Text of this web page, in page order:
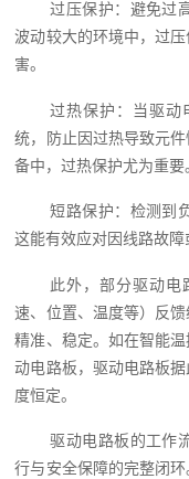
过压保护：避免过
波动较大的环境中，过
害。
过热保护：当驱动
统，防止因过热导致元
备中，过热保护尤为重要
短路保护：检测到
这能有效应对因线路故障
此外，部分驱动电
速、位置、温度等）反
精准、稳定。如在智能
动电路板，驱动电路板
度恒定。
驱动电路板的工作
行与安全保障的完整闭